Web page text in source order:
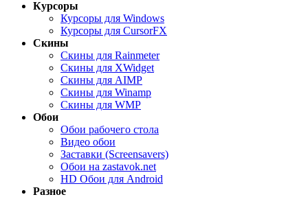
Курсоры
Курсоры для Windows
Курсоры для CursorFX
Скины
Скины для Rainmeter
Скины для XWidget
Скины для AIMP
Скины для Winamp
Скины для WMP
Обои
Обои рабочего стола
Видео обои
Заставки (Screensavers)
Обои на zastavok.net
HD Обои для Android
Разное